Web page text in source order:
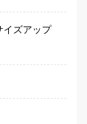
イズアップ